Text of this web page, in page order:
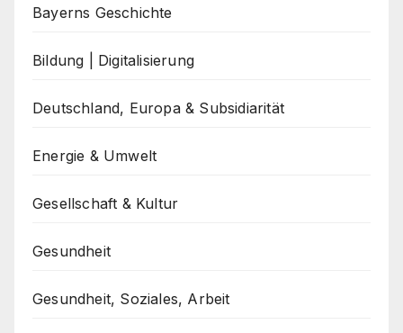
Bayerns Geschichte
Bildung | Digitalisierung
Deutschland, Europa & Subsidiarität
Energie & Umwelt
Gesellschaft & Kultur
Gesundheit
Gesundheit, Soziales, Arbeit